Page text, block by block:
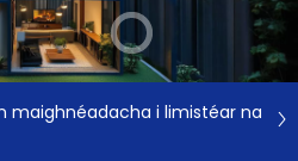
maighnéadacha i limistéar na